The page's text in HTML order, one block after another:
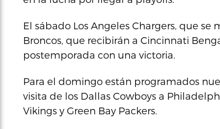
El sábado Los Angeles Chargers, que
Broncos, que recibirán a Cincinnati
postemporada con una victoria.
Para el domingo están programados
visita de los Dallas Cowboys a
Vikings y Green Bay Packers.